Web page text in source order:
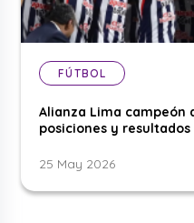
FÚTBOL
Alianza Lima campeón
posiciones y resultados
25 May 2026